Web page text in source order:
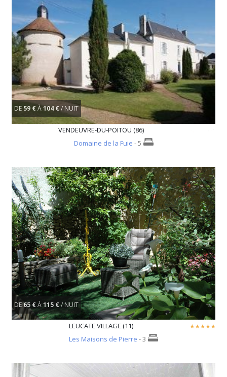
DE 59 €À104 €/ NUIT
VENDEUVRE-DU-POITOU (86)
Domaine de la Fuie - 5
DE65 €À115 €/ NUIT
LEUCATE VILLAGE (11)
Les Maisons de Pierre - 3